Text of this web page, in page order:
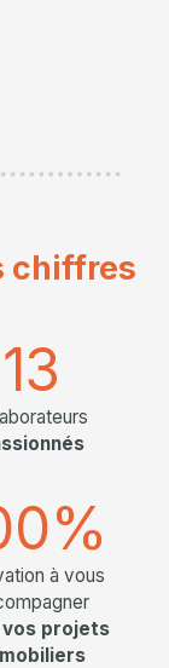
chiffres
13
à vous
vos projets